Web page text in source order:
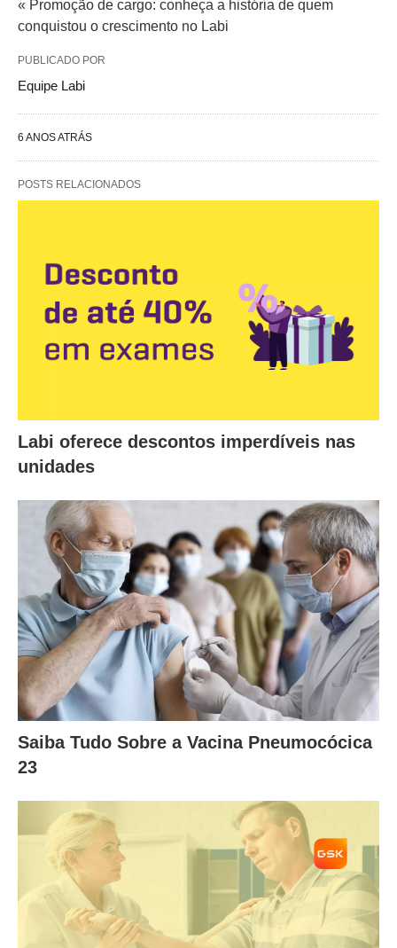
« Promoção de cargo: conheça a história de quem
conquistou o crescimento no Labi
PUBLICADO POR
Equipe Labi
6 ANOS ATRÁS
POSTS RELACIONADOS
Labi oferece descontos imperdíveis nas
unidades
Saiba Tudo Sobre a Vacina Pneumocócica
23